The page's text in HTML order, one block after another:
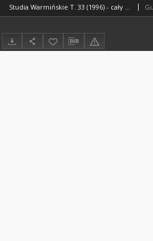
Studia Warmińskie T. 33 (1996) - cały numer